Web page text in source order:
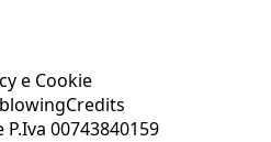
e Cookie
Credits
00743840159